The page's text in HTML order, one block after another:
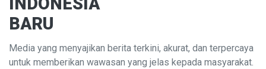
BARU
Media yang menyajikan berita terkini, akurat, dan terpercaya
untuk memberikan wawasan yang jelas kepada masyarakat.